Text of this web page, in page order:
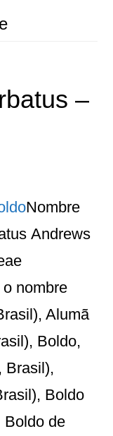
–
Nombre
Andrews
nombre
Alumã
Boldo,
Brasil),
Boldo
Boldo de